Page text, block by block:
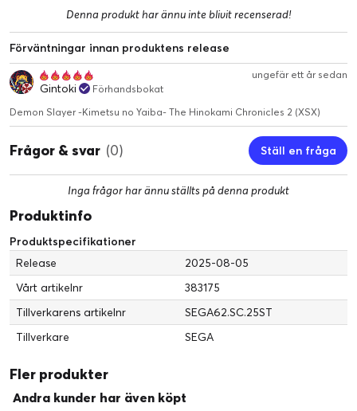
Denna produkt har ännu inte blivit recenserad!
Förväntningar innan produktens release
ungefär ett år sedan
Gintoki
Förhandsbokat
Demon Slayer -Kimetsu no Yaiba- The Hinokami Chronicles 2 (XSX)
Frågor & svar (0) Ställ en fråga
Inga frågor har ännu ställts på denna produkt
Produktinfo
Produktspecifikationer
Release
2025-08-05
Vårt artikelnr
383175
Tillverkarens artikelnr
SEGA62.SC.25ST
Tillverkare
SEGA
Fler produkter
Andra kunder har även köpt